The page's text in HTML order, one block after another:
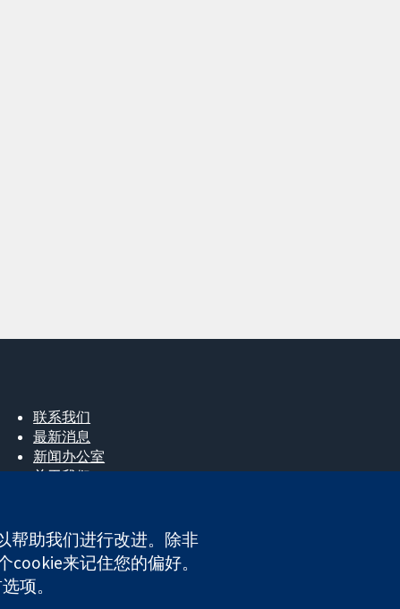
联系我们
最新消息
新闻办公室
关于我们
VAT registration number GB 718 2127 49.
帮助我们进行改进。除非
来记住您的偏好。
项。